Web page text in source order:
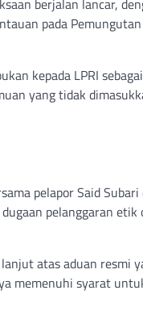
berjalan lancar,
pada Pemungutan
kepada LPRI
yang tidak
pelapor Said
pelanggaran etik
atas aduan resmi
memenuhi syarat